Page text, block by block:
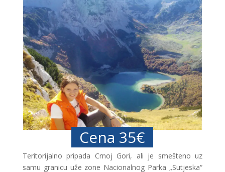
Cena 35€
Teritorijalno pripada Crnoj Gori, ali je smešteno uz
samu granicu uže zone Nacionalnog Parka „Sutjeska“